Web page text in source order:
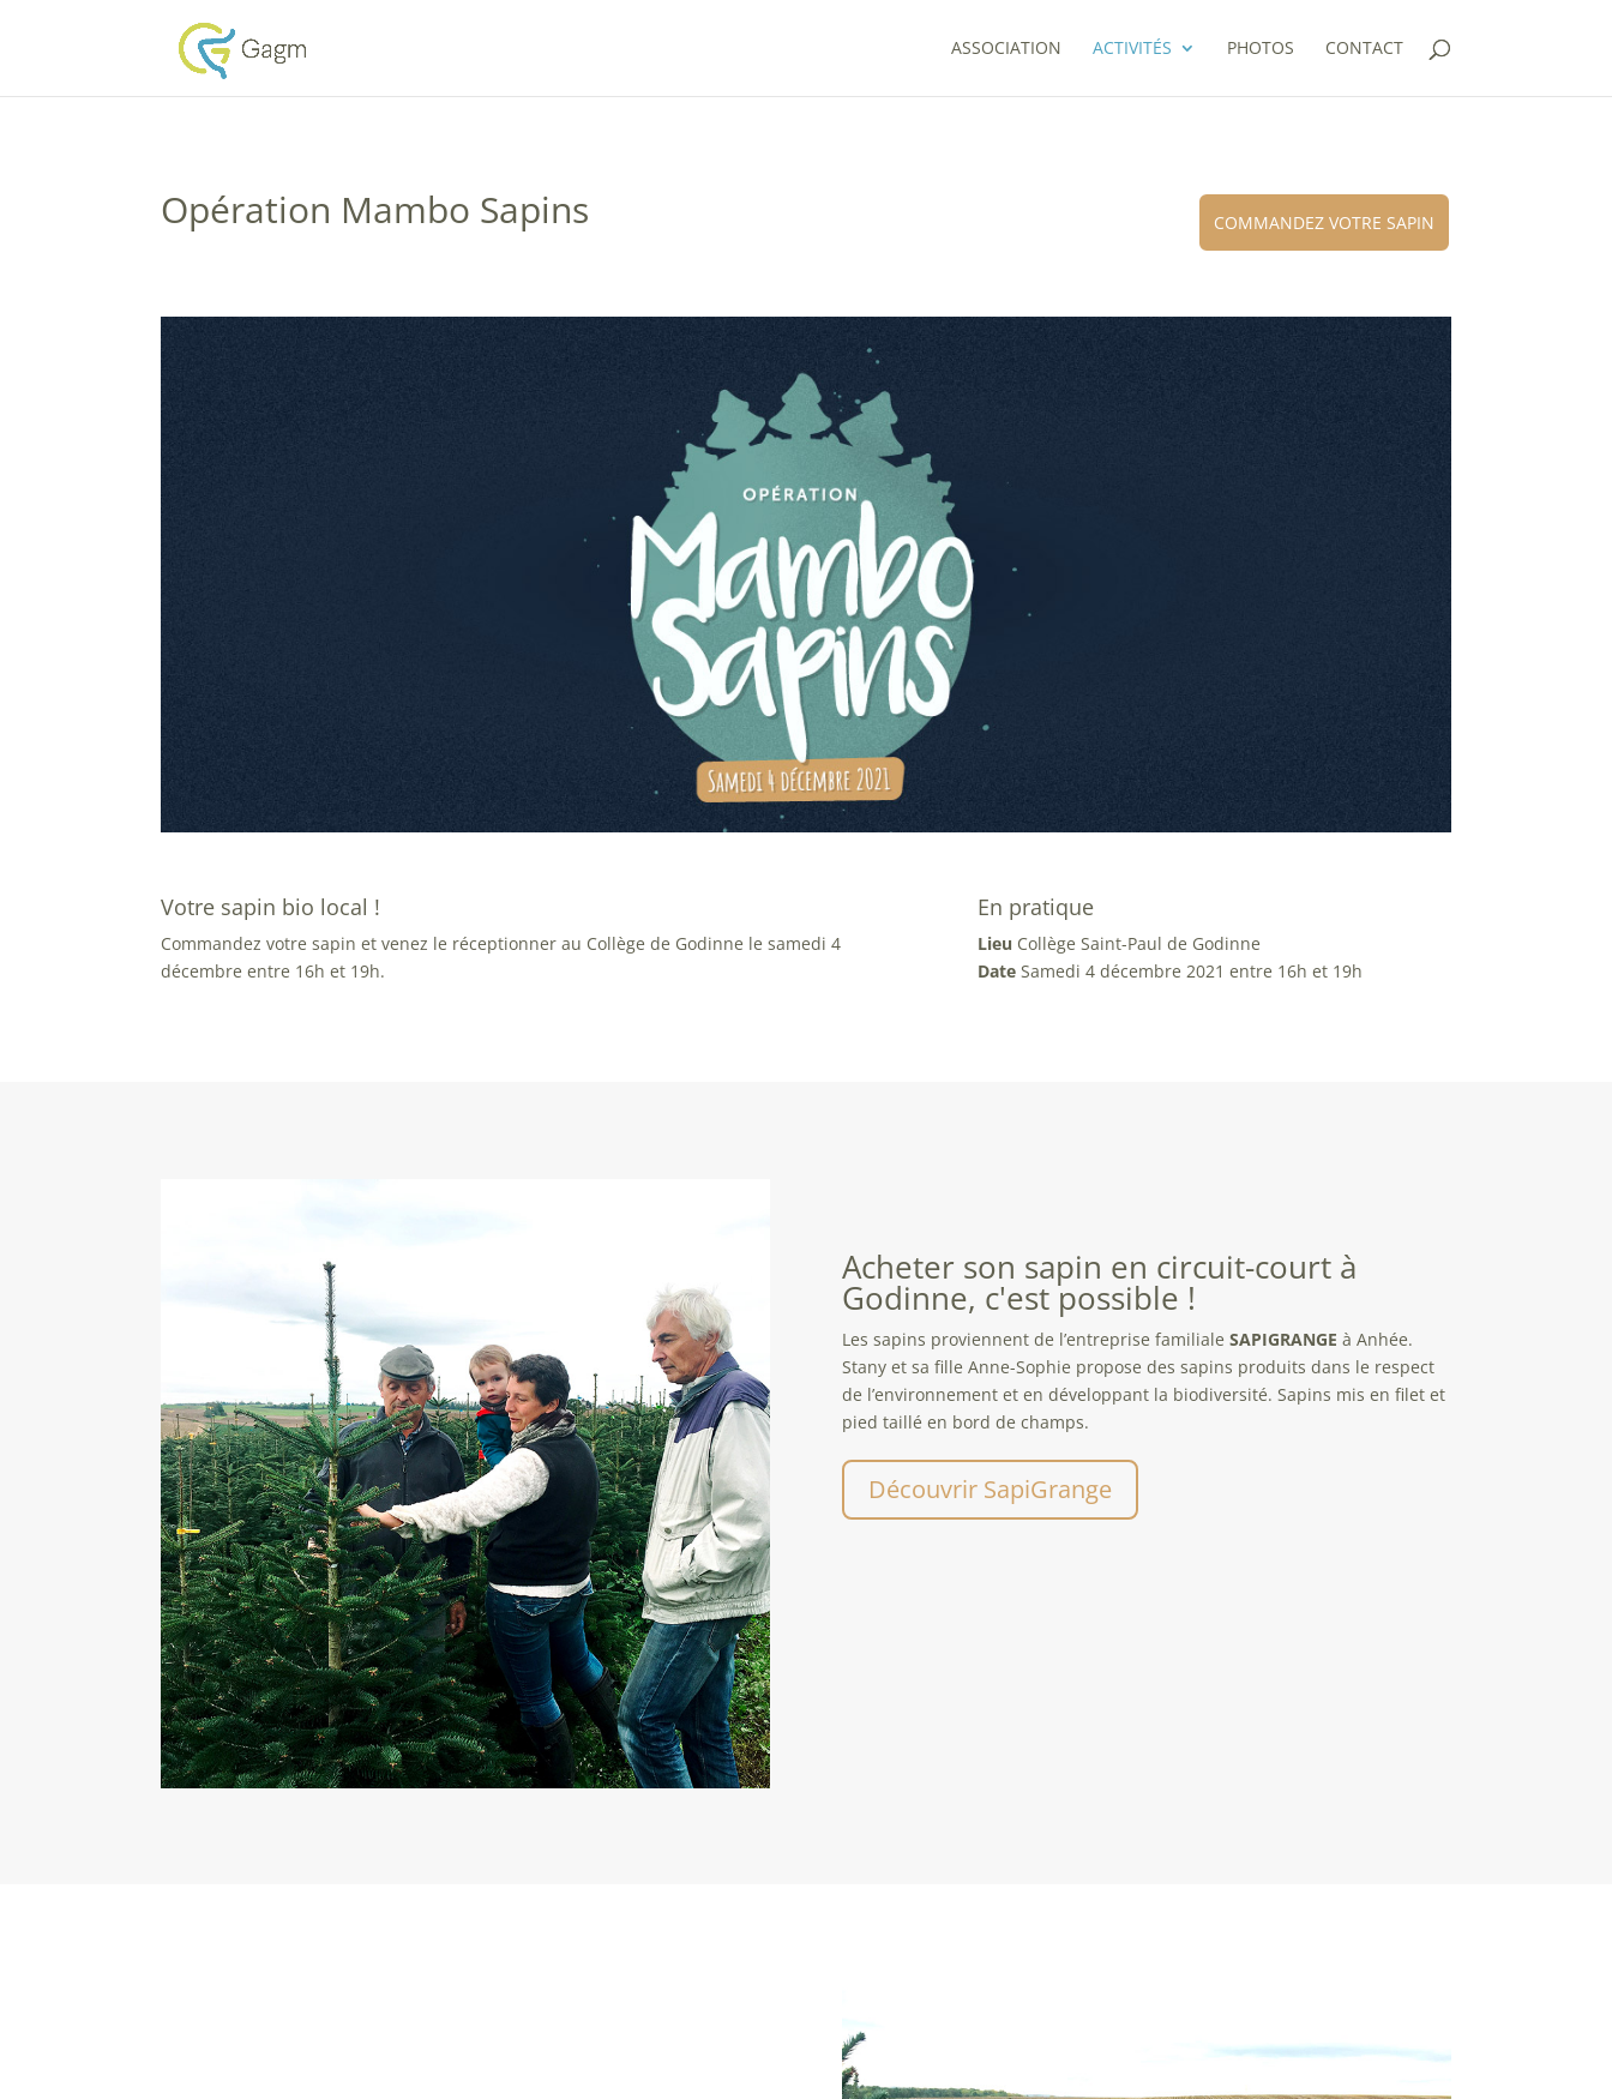
ASSOCIATION ACTIVITÉS PHOTOS CONTACT
Opération Mambo Sapins COMMANDEZ VOTRE SAPIN
Votre sapin bio local !
Commandez votre sapin et venez le réceptionner au Collège de Godinne le samedi 4
décembre entre 16h et 19h.
En pratique
Lieu Collège Saint-Paul de Godinne
Date Samedi 4 décembre 2021 entre 16h et 19h
Acheter son sapin en circuit-court à
Godinne, c'est possible !
Les sapins proviennent de l’entreprise familiale SAPIGRANGE à Anhée.
Stany et sa fille Anne-Sophie propose des sapins produits dans le respect
de l’environnement et en développant la biodiversité. Sapins mis en filet et
pied taillé en bord de champs.
Découvrir SapiGrange